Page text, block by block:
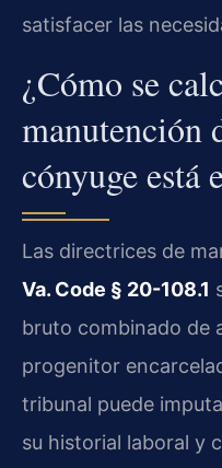
satisfacer las
¿Cómo se
manutención
cónyuge está
Las directrices de
Va. Code § 20-108.1
bruto combinado de
progenitor
tribunal puede
su historial laboral y